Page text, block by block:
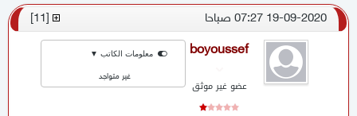
19-09-2020 07:27 صباحا 11
boyoussef
عضو غير موثق
معلومات الكاتب ▼
غير متواجد